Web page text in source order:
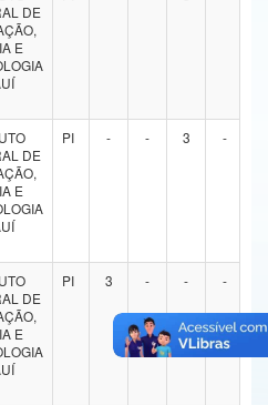
e Comunicações
Humanos
DE
E
DE
E
PI - - 3 -
DE
E
PI 3 - - -